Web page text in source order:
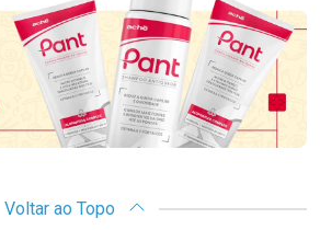
Voltar ao Topo